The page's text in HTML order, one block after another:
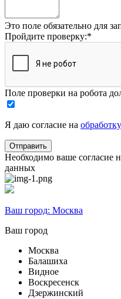
Это поле обязательно для
Пройдите проверку:*
Поле проверки на робота
Я даю согласие на
Необходимо ваше согласие
данных
Ваш город: Москва
Ваш город
Москва
Балашиха
Видное
Воскресенск
Дзержинский